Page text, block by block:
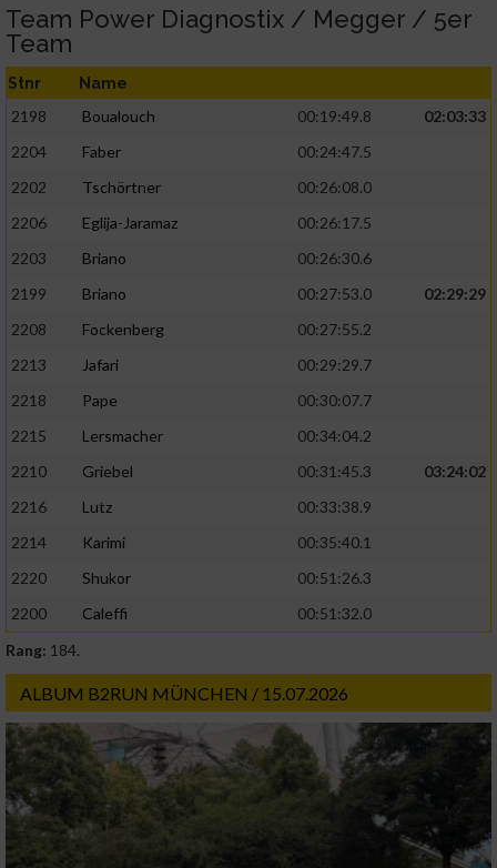
Team Power Diagnostix / Megger / 5er
Team
Stnr Name
2198 Boualouch 00:19:49.8
02:03:33
2204
Faber
00:24:47.5
2202
Tschörtner
00:26:08.0
2206
Eglija-Jaramaz
00:26:17.5
2203
Briano
00:26:30.6
2199
Briano 00:27:53.0
02:29:29
2208
Fockenberg
00:27:55.2
2213
Jafari
00:29:29.7
2218
Pape
00:30:07.7
2215
Lersmacher
00:34:04.2
2210
Griebel 00:31:45.3
03:24:02
2216
Lutz
00:33:38.9
2214
Karimi
00:35:40.1
2220
Shukor
00:51:26.3
2200
Caleffi
00:51:32.0
Rang: 184.
ALBUM B2RUN MÜNCHEN / 15.07.2026